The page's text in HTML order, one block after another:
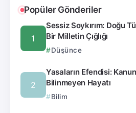
Popüler Gönderiler
Sessiz Soykırım: Doğu
Bir Milletin Çığlığı
Düşünce
Yasaların Efendisi:
Bilinmeyen Hayatı
Bilim